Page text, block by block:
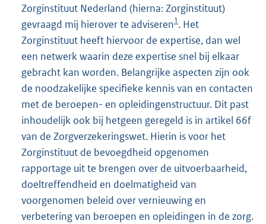
Zorginstituut Nederland (hierna: Zorginstituut)
gevraagd mij hierover te adviseren1. Het
Zorginstituut heeft hiervoor de expertise, dan wel
een netwerk waarin deze expertise snel bij elkaar
gebracht kan worden. Belangrijke aspecten zijn ook
de noodzakelijke specifieke kennis van en contacten
met de beroepen- en opleidingenstructuur. Dit past
inhoudelijk ook bij hetgeen geregeld is in artikel 66f
van de Zorgverzekeringswet. Hierin is voor het
Zorginstituut de bevoegdheid opgenomen
rapportage uit te brengen over de uitvoerbaarheid,
doeltreffendheid en doelmatigheid van
voorgenomen beleid over vernieuwing en
verbetering van beroepen en opleidingen in de zorg.